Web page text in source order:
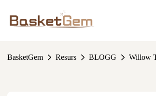
BasketGem Resurs BLOGG Willow